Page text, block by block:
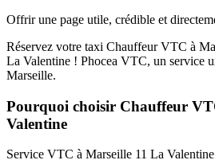
Offrir une page utile, crédible et
Réservez votre taxi Chauffeur VTC à
La Valentine ! Phocea VTC, un service
Marseille.
Pourquoi choisir Chauffeur
Valentine
Service VTC à Marseille 11 La